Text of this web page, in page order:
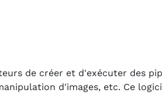
de créer et d'exécuter des
d'images, etc. Ce